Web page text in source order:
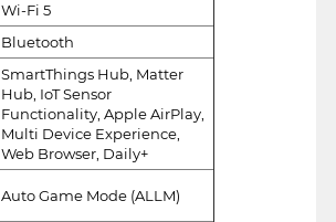
Wi-Fi 5
Bluetooth
SmartThings Hub, Matter
Hub, IoT Sensor
Functionality, Apple AirPlay,
Multi Device Experience,
Web Browser, Daily+
Auto Game Mode (ALLM)